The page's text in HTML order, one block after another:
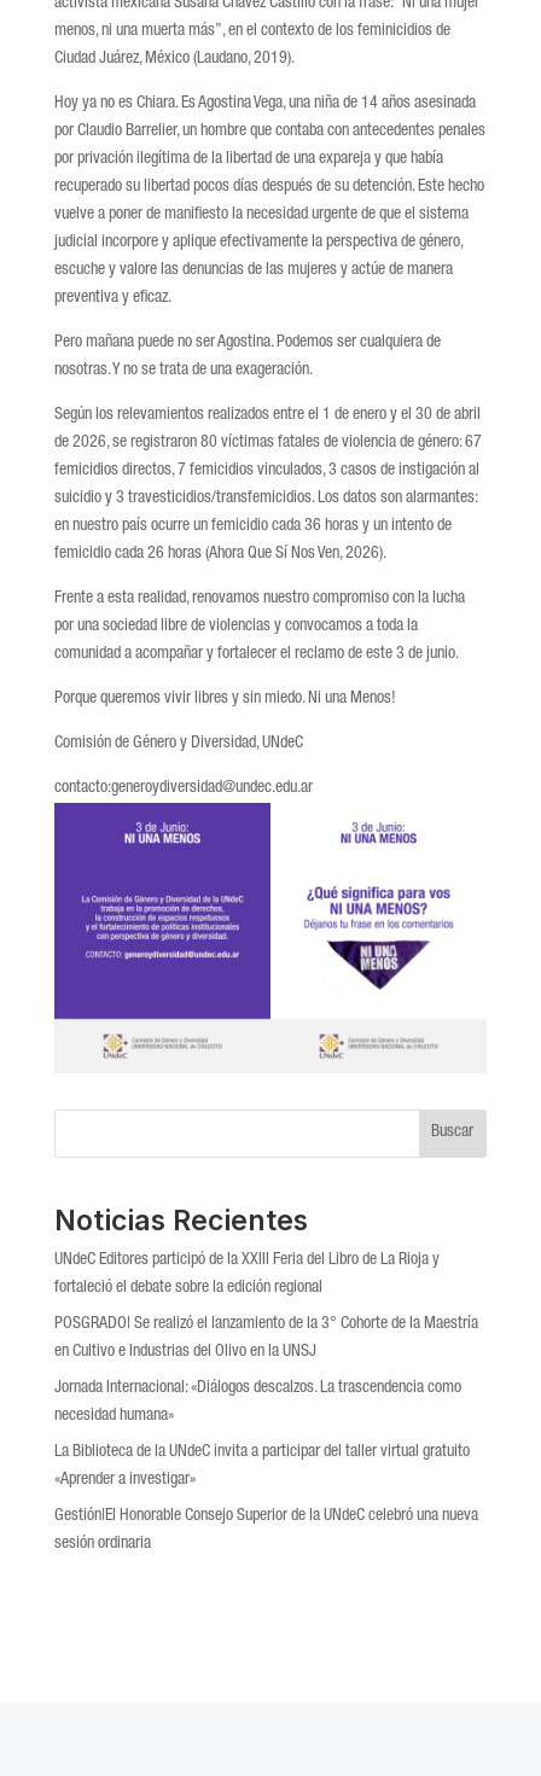
menos, ni una muerta más”, en el contexto de los feminicidios de
Ciudad Juárez, México (Laudano, 2019).
Hoy ya no es Chiara. Es Agostina Vega, una niña de 14 años asesinada
por Claudio Barrelier, un hombre que contaba con antecedentes penales
por privación ilegítima de la libertad de una expareja y que había
recuperado su libertad pocos días después de su detención. Este hecho
vuelve a poner de manifiesto la necesidad urgente de que el sistema
judicial incorpore y aplique efectivamente la perspectiva de género,
escuche y valore las denuncias de las mujeres y actúe de manera
preventiva y eficaz.
Pero mañana puede no ser Agostina. Podemos ser cualquiera de
nosotras. Y no se trata de una exageración.
Según los relevamientos realizados entre el 1 de enero y el 30 de abril
de 2026, se registraron 80 víctimas fatales de violencia de género: 67
femicidios directos, 7 femicidios vinculados, 3 casos de instigación al
suicidio y 3 travesticidios/transfemicidios. Los datos son alarmantes:
en nuestro país ocurre un femicidio cada 36 horas y un intento de
femicidio cada 26 horas (Ahora Que Sí Nos Ven, 2026).
Frente a esta realidad, renovamos nuestro compromiso con la lucha
por una sociedad libre de violencias y convocamos a toda la
comunidad a acompañar y fortalecer el reclamo de este 3 de junio.
Porque queremos vivir libres y sin miedo. Ni una Menos!
Comisión de Género y Diversidad, UNdeC
contacto:generoydiversidad@undec.edu.ar
Buscar
Noticias Recientes
UNdeC Editores participó de la XXIII Feria del Libro de La Rioja y
fortaleció el debate sobre la edición regional
POSGRADO| Se realizó el lanzamiento de la 3° Cohorte de la Maestría
en Cultivo e Industrias del Olivo en la UNSJ
Jornada Internacional: «Diálogos descalzos. La trascendencia como
necesidad humana»
La Biblioteca de la UNdeC invita a participar del taller virtual gratuito
«Aprender a investigar»
Gestión|El Honorable Consejo Superior de la UNdeC celebró una nueva
sesión ordinaria